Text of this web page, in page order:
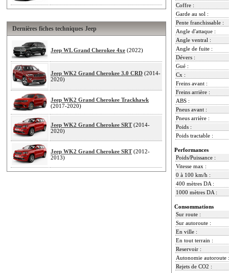
Dernières fiches techniques Jeep
Jeep WL Grand Cherokee 4xe (2022)
Jeep WK2 Grand Cherokee 3.0 CRD (2014-
2020)
Jeep WK2 Grand Cherokee Trackhawk
(2017-2020)
Jeep WK2 Grand Cherokee SRT(2014-
2020)
Jeep WK2 Grand Cherokee SRT(2012-
2013)
Coffre :
Garde au sol :
Pente franchissable :
Angle d'attaque :
Angle ventral :
Angle de fuite :
Dévers :
Gué :
Cx :
Freins avant :
Freins arrière :
ABS :
Pneus avant :
Pneus arrière :
Poids :
Poids tractable :
Performances
Poids/Puissance :
Vitesse max :
0 à 100 km/h :
400 mètres DA :
1000 mètres DA :
Consommations
Sur route :
Sur autoroute :
En ville :
En tout terrain :
Reservoir :
Autonomie autoroute :
Rejets de CO2 :